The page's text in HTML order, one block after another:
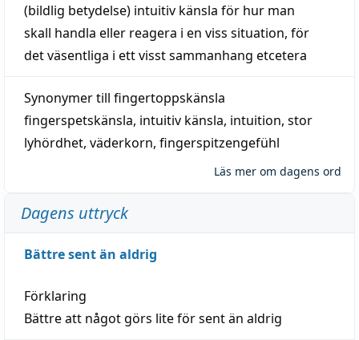
(bildlig betydelse) intuitiv känsla för hur man
skall handla eller reagera i en viss situation, för
det väsentliga i ett visstsammanhang etcetera
Synonymer till fingertoppskänsla
fingerspetskänsla, intuitiv känsla, intuition, stor
lyhördhet, väderkorn, fingerspitzengefühl
Läs mer om dagens ord
Dagens uttryck
Bättre sent än aldrig
Förklaring
Bättre att något görs lite för sent än aldrig